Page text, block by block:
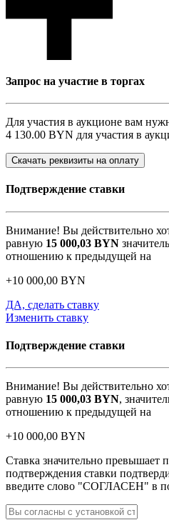
Запрос на участие в торгах
Для участия в аукционе вам
4 130.00 BYN для участия в
Скачать реквизиты на оплату
Подтверждение ставки
Внимание! Вы действительно
равную 15 000,03 BYN
отношению к предыдущей на
+10 000,00 BYN
ДА, сделать ставку
Изменить ставку
Подтверждение ставки
Внимание! Вы действительно
равную 15 000,03 BYN,
отношению к предыдущей на
+10 000,00 BYN
Ставка значительно превышает
подтверждения ставки
введите слово "СОГЛАСЕН" в